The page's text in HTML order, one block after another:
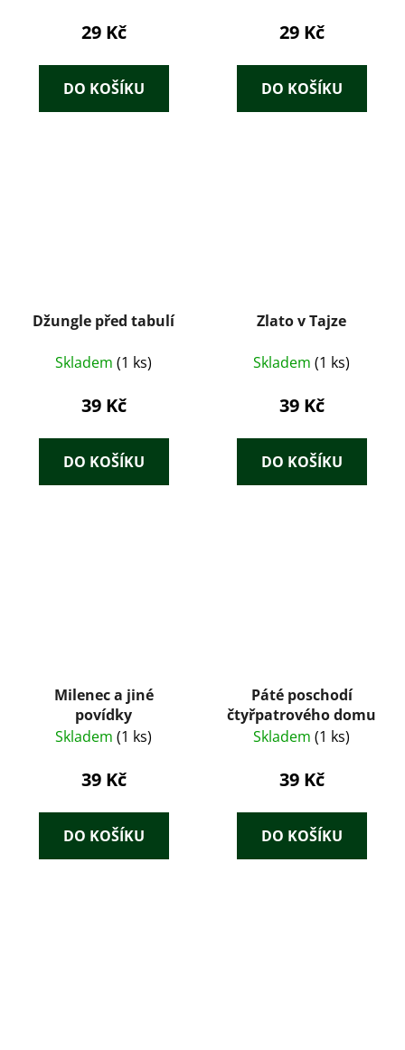
29 Kč
DO KOŠÍKU
29 Kč
DO KOŠÍKU
Džungle před tabulí
Skladem (1 ks)
39 Kč
DO KOŠÍKU
Zlato v Tajze
Skladem (1 ks)
39 Kč
DO KOŠÍKU
Milenec a jiné
povídky
Skladem (1 ks)
39 Kč
DO KOŠÍKU
Páté poschodí
čtyřpatrového domu
Skladem (1 ks)
39 Kč
DO KOŠÍKU